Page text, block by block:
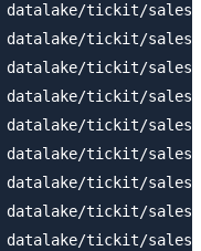
tickit/sales/
tickit/sales/
tickit/sales/
tickit/sales/
tickit/sales/
tickit/sales/
tickit/sales/
tickit/sales/
tickit/sales/